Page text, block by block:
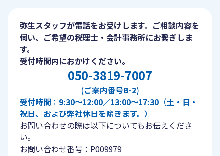
弥生スタッフが電話をお受けします。ご相談内容を
伺い、ご希望の税理士・会計事務所にお繋ぎしま
す。
受付時間内におかけください。
050-3819-7007
(ご案内番号B-2)
受付時間：9:30〜12:00／13:00〜17:30（土・日・
祝日、および弊社休日を除きます。）
お問い合わせの際は以下についてもお伝えくださ
い。
お問い合わせ番号：P009979